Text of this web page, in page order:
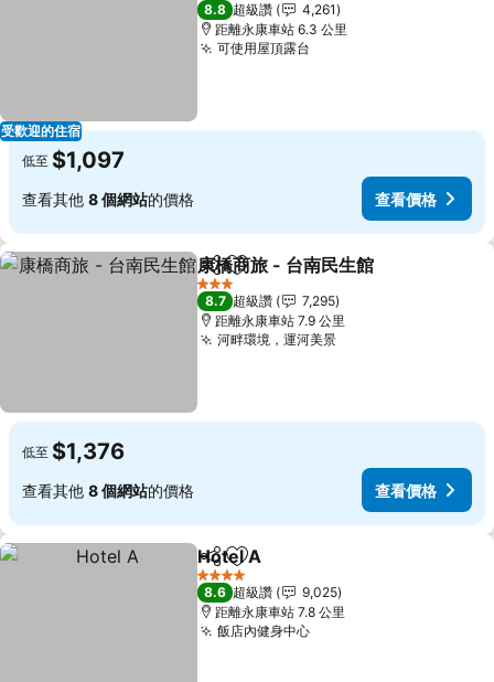
受歡迎的住宿
8.8 超級讚
4,261
距離永康車站 6.3 公里
可使用屋頂露台
低至 $1,097
查看其他 8 個網站的價格 查看價格
分享 加入我的最愛
康橋商旅 - 台南民生館
3 星級
8.7 超級讚
7,295
距離永康車站 7.9 公里
河畔環境，運河美景
低至 $1,376
查看其他 8 個網站的價格 查看價格
分享 加入我的最愛
Hotel A
4 星級
8.6 超級讚
9,025
距離永康車站 7.8 公里
飯店內健身中心